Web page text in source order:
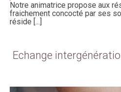
Notre animatrice propose aux
fraichement concocté par ses
réside [...]
Echange